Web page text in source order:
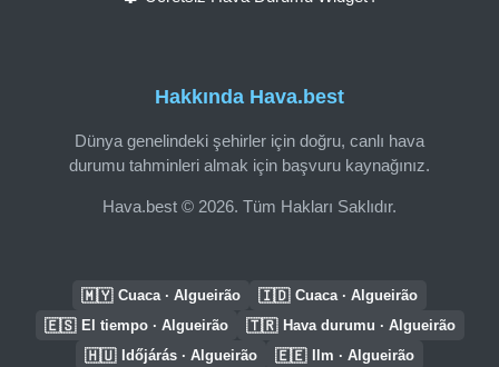
Hakkında Hava.best
Dünya genelindeki şehirler için doğru, canlı hava
durumu tahminleri almak için başvuru kaynağınız.
Hava.best © 2026. Tüm Hakları Saklıdır.
🇲🇾 Cuaca · Algueirão 🇮🇩 Cuaca · Algueirão
🇪🇸 El tiempo · Algueirão 🇹🇷 Hava durumu · Algueirão
🇭🇺 Időjárás · Algueirão 🇪🇪 Ilm · Algueirão